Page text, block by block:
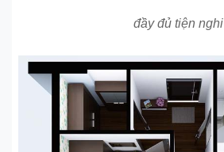
đầy đủ tiện nghi